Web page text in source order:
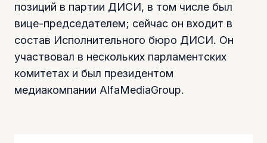
позиций в партии ДИСИ, в том числе был
вице-председателем; сейчас он входит в
состав Исполнительного бюро ДИСИ. Он
участвовал в нескольких парламентских
комитетах и был президентом
медиакомпании AlfaMediaGroup.